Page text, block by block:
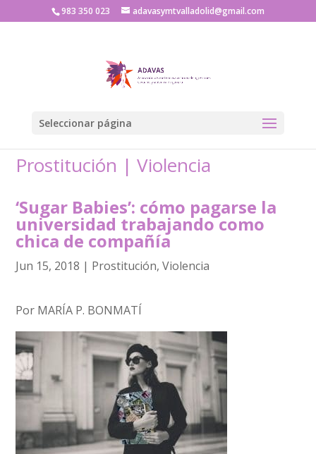
983 350 023 adavasymtvalladolid@gmail.com
Seleccionar página
Prostitución |Violencia
‘Sugar Babies’: cómo pagarse la
universidad trabajando como
chica de compañía
Jun 15, 2018 | Prostitución,Violencia
Por MARÍA P. BONMATÍ